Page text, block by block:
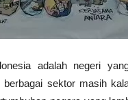
adalah negeri
sektor masih